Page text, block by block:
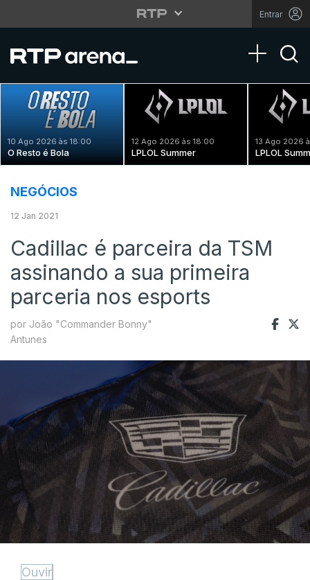
Entrar
Toggle
10 Ago 2026 às 18:00
O Resto é Bola
12 Ago 2026 às 18:00
LPLOL Summer
13 Ago 2026
LPLOL
NEGÓCIOS
12 Jan 2021
Cadillac é parceira da TSM
assinando a sua primeira
parceria nos esports
por João "Commander Bonny"
Antunes
Ouvir